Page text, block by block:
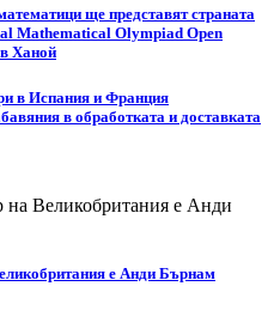
ще представят страната
Mathematical Olympiad Open
Ханой
в Испания и Франция
в обработката и доставката
е Анди Бърнам